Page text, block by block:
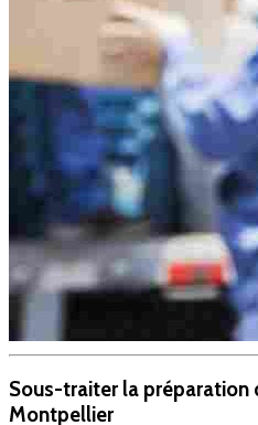
Sous-traiter la préparation
Montpellier